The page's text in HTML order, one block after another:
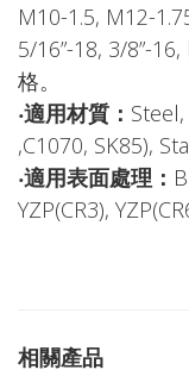
M10-1.5, M12-
5/16”-18, 3/8”-
格。
‧適用材質：
,C1070, SK85),
‧適用表面處理：
YZP(CR3),
相關產品